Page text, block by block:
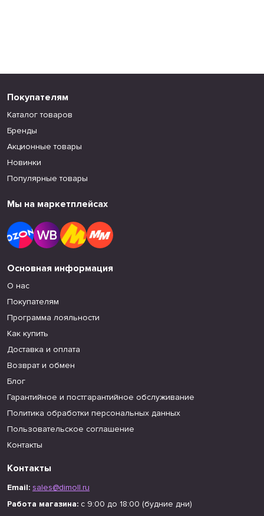
Покупателям
Каталог товаров
Бренды
Акционные товары
Новинки
Популярные товары
Мы на маркетплейсах
Основная информация
О нас
Покупателям
Программа лояльности
Как купить
Доставка и оплата
Возврат и обмен
Блог
Гарантийное и постгарантийное обслуживание
Политика обработки персональных данных
Пользовательское соглашение
Контакты
Контакты
Email: sales@dimoll.ru
Работа магазина: с 9:00 до 18:00 (будние дни)